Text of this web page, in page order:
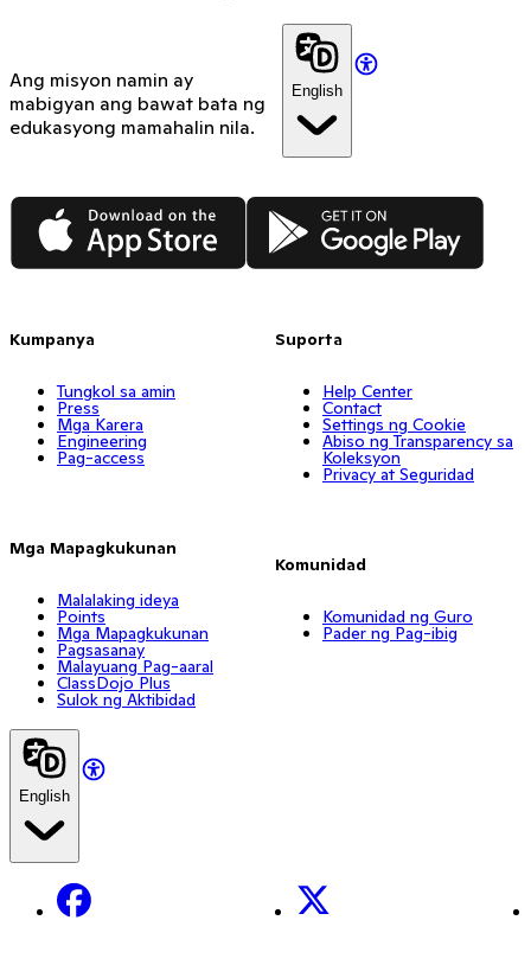
Ang misyon namin ay
mabigyan ang bawat bata ng
edukasyong mamahalin nila.
English
App Store Google Play
Kumpanya
Tungkol sa amin
Press
Mga Karera
Engineering
Pag-access
Mga Mapagkukunan
Malalaking ideya
Points
Mga Mapagkukunan
Pagsasanay
Malayuang Pag-aaral
ClassDojo Plus
Sulok ng Aktibidad
Suporta
Help Center
Contact
Settings ng Cookie
Abiso ng Transparency sa
Koleksyon
Privacy at Seguridad
Komunidad
Komunidad ng Guro
Pader ng Pag-ibig
English
Facebook X